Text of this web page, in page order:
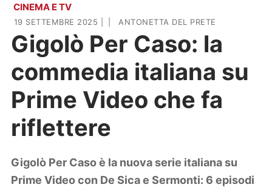
Home
News
Cinema e TV
Casa & Giardino
Arredamento
Piante e fiori
DIY
Lifestyle
Viaggi
CINEMA E TV
19 SETTEMBRE 2025 ANTONETTA DEL PRETE
Gigolò Per Caso: la
commedia italiana su
Prime Video che fa
riflettere
Gigolò Per Caso è la nuova serie italiana su
Prime Video con De Sica e Sermonti: 6 episodi